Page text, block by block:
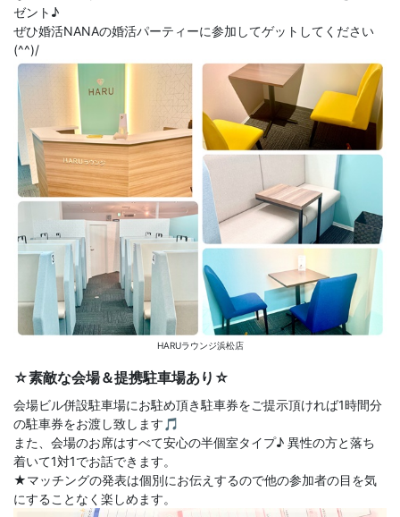
ゼント♪
ぜひ婚活NANAの婚活パーティーに参加してゲットしてください
(^^)/
HARUラウンジ浜松店
☆素敵な会場＆提携駐車場あり☆
会場ビル併設駐車場にお駐め頂き駐車券をご提示頂ければ1時間分
の駐車券をお渡し致します🎵
また、会場のお席はすべて安心の半個室タイプ♪ 異性の方と落ち
着いて1対1でお話できます。
★マッチングの発表は個別にお伝えするので他の参加者の目を気
にすることなく楽しめます。